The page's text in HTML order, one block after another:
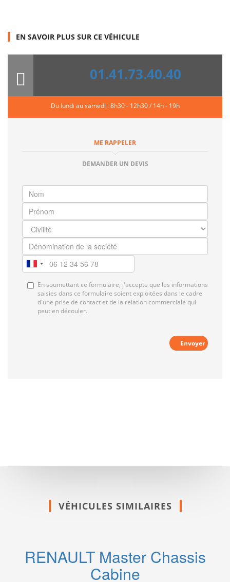
EN SAVOIR PLUS SUR CE VÉHICULE
01.41.73.40.40
Du lundi au samedi : 8h30 - 12h30 / 14h - 19h
ME RAPPELER
DEMANDER UN DEVIS
En soumettant ce formulaire, j'accepte que les informations
saisies dans ce formulaire soient exploitées dans le cadre
d'une prise de contact et de la relation commerciale qui
peut en découler.
Envoyer
VÉHICULES SIMILAIRES
RENAULT Master Chassis
Cabine